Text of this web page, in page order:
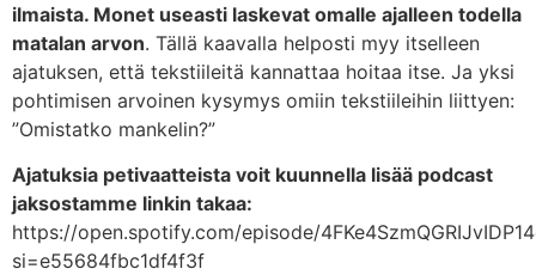
ilmaista. Monet useasti laskevat omalle ajalleen todella
matalan arvon. Tällä kaavalla helposti myy itselleen
ajatuksen, että tekstiileitä kannattaa hoitaa itse. Ja yksi
pohtimisen arvoinen kysymys omiin tekstiileihin liittyen:
”Omistatko mankelin?”
Ajatuksia petivaatteista voit kuunnella lisää podcast
jaksostamme linkin takaa:
https://open.spotify.com/episode/
si=e55684fbc1df4f3f